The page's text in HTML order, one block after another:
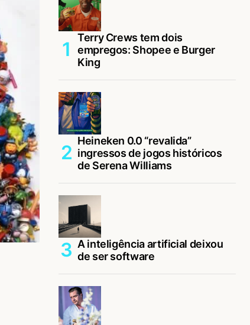
Terry Crews tem dois
empregos: Shopee e Burger
King
Heineken 0.0 “revalida”
ingressos de jogos históricos
de Serena Williams
A inteligência artificial deixou
de ser software